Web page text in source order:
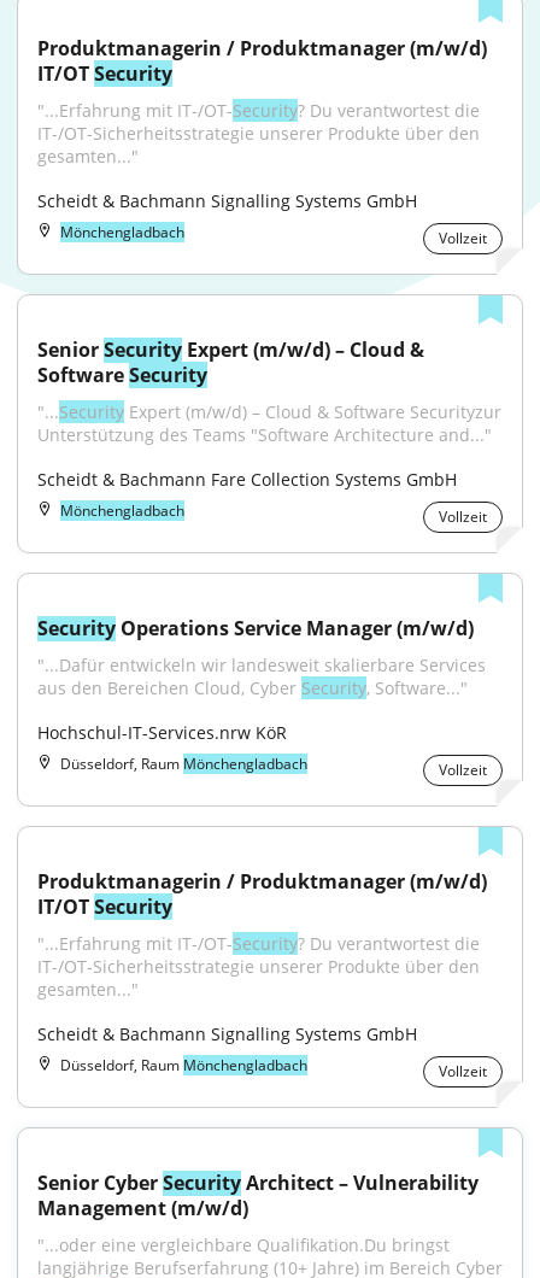
Produktmanagerin / Produktmanager (m/w/d)
IT/OT Security
"...Erfahrung mit IT-/OT-Security? Du verantwortest die
IT-/OT-Sicherheitsstrategie unserer Produkte über den
gesamten..."
Scheidt & Bachmann Signalling Systems GmbH
Mönchengladbach Vollzeit
Senior Security Expert (m/w/d) – Cloud &
Software Security
"...Security Expert (m/w/d) – Cloud & Software Securityzur
Unterstützung des Teams "Software Architecture and..."
Scheidt & Bachmann Fare Collection Systems GmbH
Mönchengladbach Vollzeit
Security Operations Service Manager (m/w/d)
"...Dafür entwickeln wir landesweit skalierbare Services
aus den Bereichen Cloud, Cyber Security, Software..."
Hochschul-IT-Services.nrw KöR
Düsseldorf, Raum Mönchengladbach Vollzeit
Produktmanagerin / Produktmanager (m/w/d)
IT/OT Security
"...Erfahrung mit IT-/OT-Security? Du verantwortest die
IT-/OT-Sicherheitsstrategie unserer Produkte über den
gesamten..."
Scheidt & Bachmann Signalling Systems GmbH
Düsseldorf, Raum Mönchengladbach Vollzeit
Senior Cyber Security Architect – Vulnerability
Management (m/w/d)
"...oder eine vergleichbare Qualifikation.Du bringst